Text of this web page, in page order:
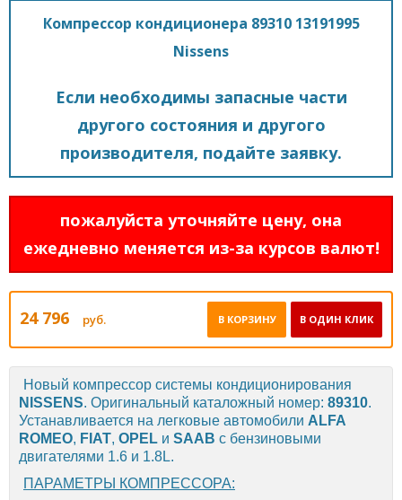
Компрессор кондиционера 89310 13191995
Nissens
Если необходимы запасные части
другого состояния и другого
производителя, подайте заявку.
пожалуйста уточняйте цену, она
ежедневно меняется из-за курсов валют!
24 796 руб. В ОДИН КЛИК
В КОРЗИНУ
Новый компрессор системы кондиционирования
NISSENS. Оригинальный каталожный номер: 89310.
Устанавливается на легковые автомобили ALFA
ROMEO, FIAT, OPEL и SAAB с бензиновыми
двигателями 1.6 и 1.8L.
ПАРАМЕТРЫ КОМПРЕССОРА: